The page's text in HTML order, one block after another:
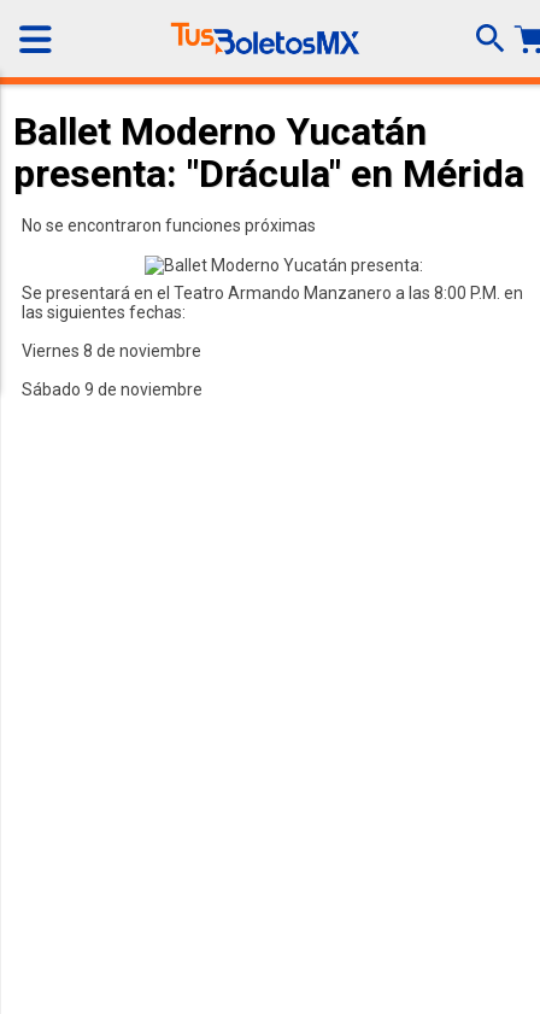
Ballet Moderno Yucatán
presenta: "Drácula" en Mérida
No se encontraron funciones próximas
Se presentará en el Teatro Armando Manzanero a las 8:00 P.M. en
las siguientes fechas:
Viernes 8 de noviembre
Sábado 9 de noviembre